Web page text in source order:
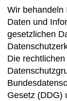
Wir behandeln
Daten und
gesetzlichen
Die
Gesetz (DDG)